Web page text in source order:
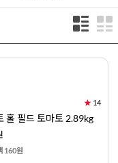
★ 14
홀 필드 토마토 2.89kg
160원